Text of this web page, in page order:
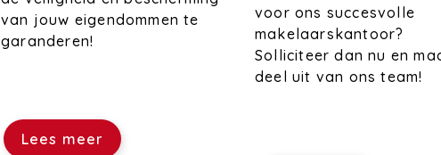
van jouw eigendommen te
garanderen!
Lees meer
voor ons succesvolle
makelaarskantoor?
Solliciteer dan nu en
deel uit van ons team!